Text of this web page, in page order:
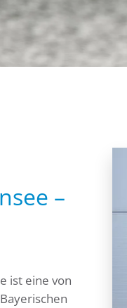
–
ist eine von